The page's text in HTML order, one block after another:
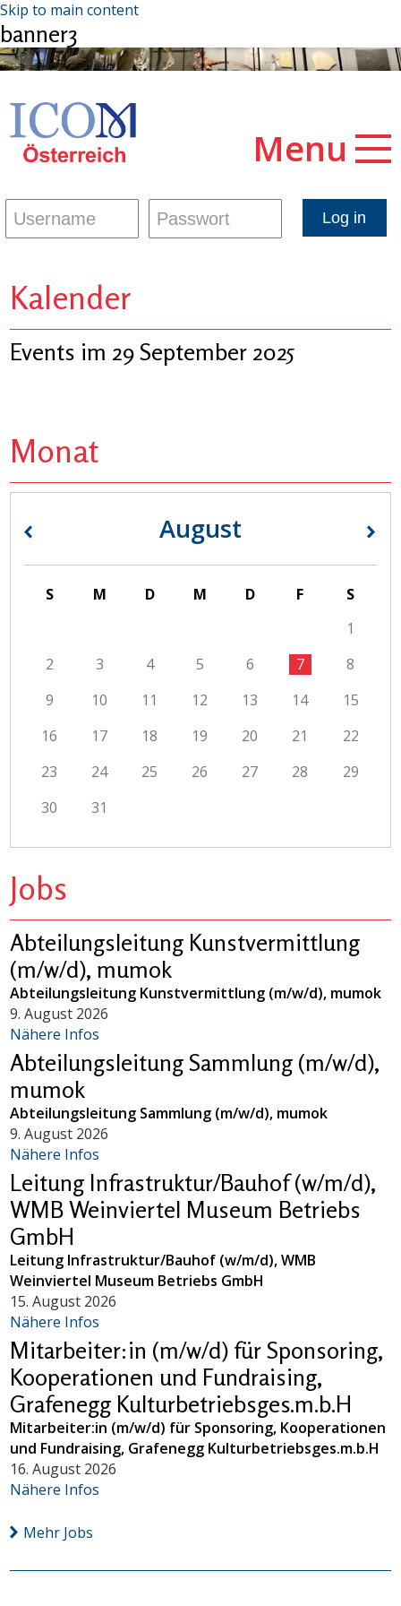
Skip to main content
banner3
Menu
Kalender
Events im 29 September 2025
Monat
August
« »
S M D M D F
S
1
2
3 4 5 6 7
8
9
10 11 12 13 14
15
16
17 18 19 20 21
22
23
24 25 26 27 28
29
30
31
Jobs
Abteilungsleitung Kunstvermittlung
(m/w/d), mumok
Abteilungsleitung Kunstvermittlung (m/w/d), mumok
9. August 2026
Nähere Infos
Abteilungsleitung Sammlung (m/w/d),
mumok
Abteilungsleitung Sammlung (m/w/d), mumok
9. August 2026
Nähere Infos
Leitung Infrastruktur/Bauhof (w/m/d),
WMB Weinviertel Museum Betriebs
GmbH
Leitung Infrastruktur/Bauhof (w/m/d), WMB
Weinviertel Museum Betriebs GmbH
15. August 2026
Nähere Infos
Mitarbeiter:in (m/w/d) für Sponsoring,
Kooperationen und Fundraising,
Grafenegg Kulturbetriebsges.m.b.H
Mitarbeiter:in (m/w/d) für Sponsoring, Kooperationen
und Fundraising, Grafenegg Kulturbetriebsges.m.b.H
16. August 2026
Nähere Infos
Mehr Jobs